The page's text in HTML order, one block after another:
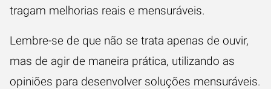
tragam melhorias reais e mensuráveis.
Lembre-se de que não se trata apenas de ouvir,
mas de agir de maneira prática, utilizando as
opiniões para desenvolver soluções mensuráveis.